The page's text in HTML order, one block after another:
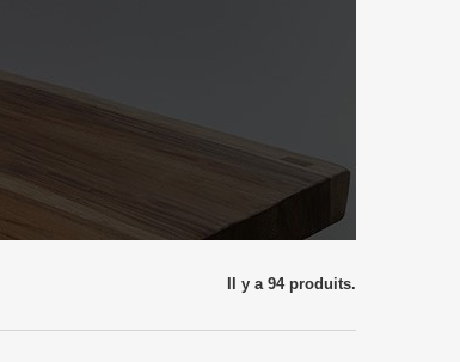
Il y a 94 produits.